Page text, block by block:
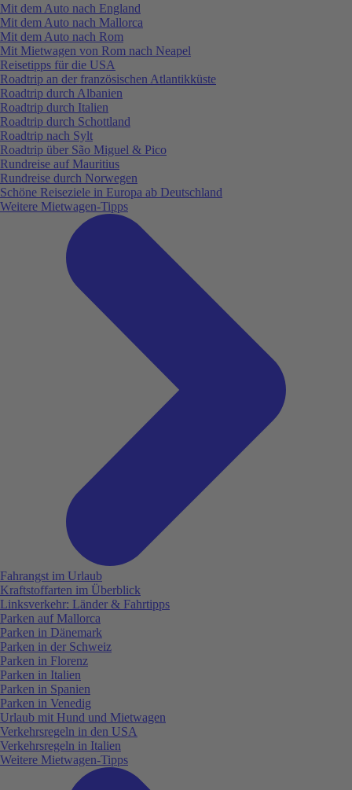
Mit dem Auto nach England
Mit dem Auto nach Mallorca
Mit dem Auto nach Rom
Mit Mietwagen von Rom nach Neapel
Reisetipps für die USA
Roadtrip an der französischen Atlantikküste
Roadtrip durch Albanien
Roadtrip durch Italien
Roadtrip durch Schottland
Roadtrip nach Sylt
Roadtrip über São Miguel & Pico
Rundreise auf Mauritius
Rundreise durch Norwegen
Schöne Reiseziele in Europa ab Deutschland
Weitere Mietwagen-Tipps
Fahrangst im Urlaub
Kraftstoffarten im Überblick
Linksverkehr: Länder & Fahrtipps
Parken auf Mallorca
Parken in Dänemark
Parken in der Schweiz
Parken in Florenz
Parken in Italien
Parken in Spanien
Parken in Venedig
Urlaub mit Hund und Mietwagen
Verkehrsregeln in den USA
Verkehrsregeln in Italien
Weitere Mietwagen-Tipps